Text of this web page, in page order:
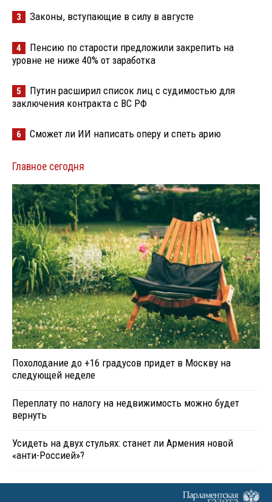
3 Законы, вступающие в силу в августе
4
Пенсию по старости предложили закрепить на
уровне не ниже 40% от заработка
5
Путин расширил список лиц с судимостью для
заключения контракта с ВС РФ
6 Сможет ли ИИ написать оперу и спеть арию
Главное сегодня
Похолодание до +16 градусов придет в Москву на
следующей неделе
Переплату по налогу на недвижимость можно будет
вернуть
Усидеть на двух стульях: станет ли Армения новой
«анти-Россией»?